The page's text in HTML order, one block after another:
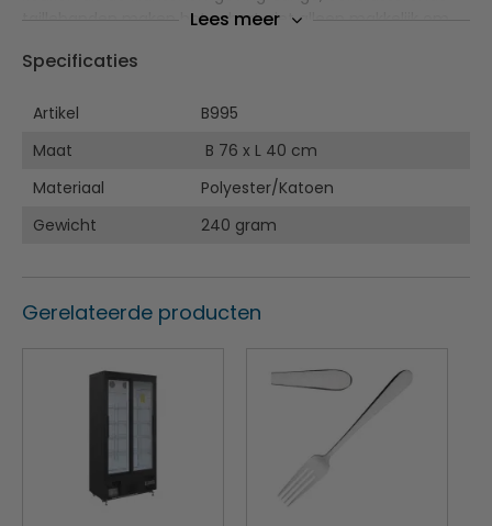
taillebanden maken het schort niet alleen makkelijk om
geven het ook een uniek en stijlvol design. De grote zak
notitieblokken en sleutels.
Polyester/Katoen
Grote zak aan de voorkant
Contrasterende naden
Lees meer
Specificaties
Artikel
B995
Maat
B 76 x L 40 cm
Materiaal
Polyester/Katoen
Gewicht
240 gram
Gerelateerde producten